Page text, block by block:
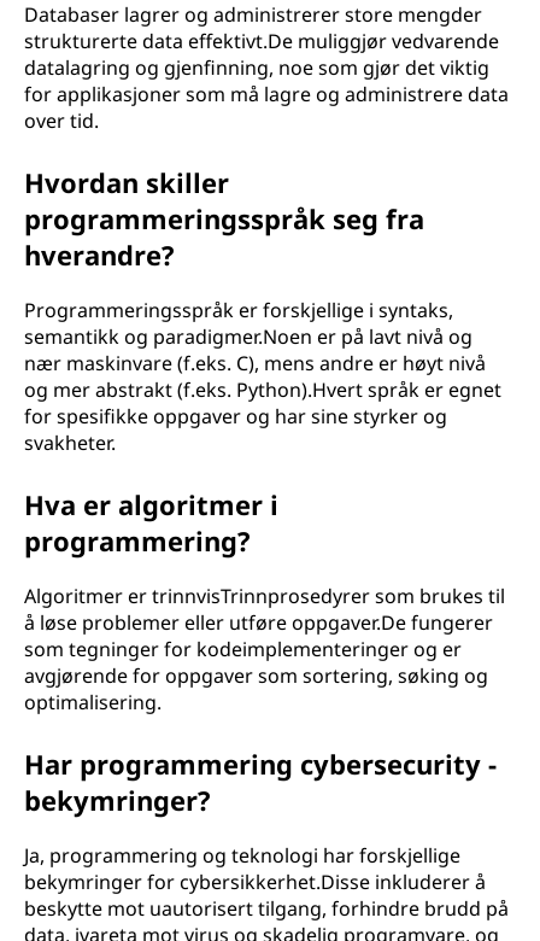
Databaser lagrer og administrerer store mengder
strukturerte data effektivt.De muliggjør vedvarende
datalagring og gjenfinning, noe som gjør det viktig
for applikasjoner som må lagre og administrere data
over tid.
Hvordan skiller
programmeringsspråk seg fra
hverandre?
Programmeringsspråk er forskjellige i syntaks,
semantikk og paradigmer.Noen er på lavt nivå og
nær maskinvare (f.eks. C), mens andre er høyt nivå
og mer abstrakt (f.eks. Python).Hvert språk er egnet
for spesifikke oppgaver og har sine styrker og
svakheter.
Hva er algoritmer i
programmering?
Algoritmer er trinnvisTrinnprosedyrer som brukes til
å løse problemer eller utføre oppgaver.De fungerer
som tegninger for kodeimplementeringer og er
avgjørende for oppgaver som sortering, søking og
optimalisering.
Har programmering cybersecurity -
bekymringer?
Ja, programmering og teknologi har forskjellige
bekymringer for cybersikkerhet.Disse inkluderer å
beskytte mot uautorisert tilgang, forhindre brudd på
data, ivareta mot virus og skadelig programvare, og